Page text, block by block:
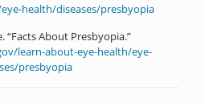
health/diseases/presbyopia
About Presbyopia.”
learn-about-eye-health/eye-
presbyopia